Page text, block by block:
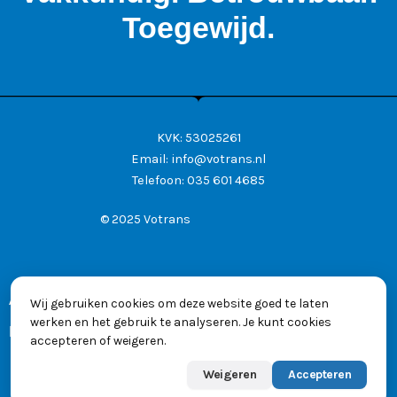
Toegewijd.
KVK: 53025261
Email: info@votrans.nl
Telefoon: 035 601 4685
© 2025 Votrans
Algemene voorwaarden
Privacyverklaring
Wij gebruiken cookies om deze website goed te laten
werken en het gebruik te analyseren. Je kunt cookies
accepteren of weigeren.
Weigeren Accepteren